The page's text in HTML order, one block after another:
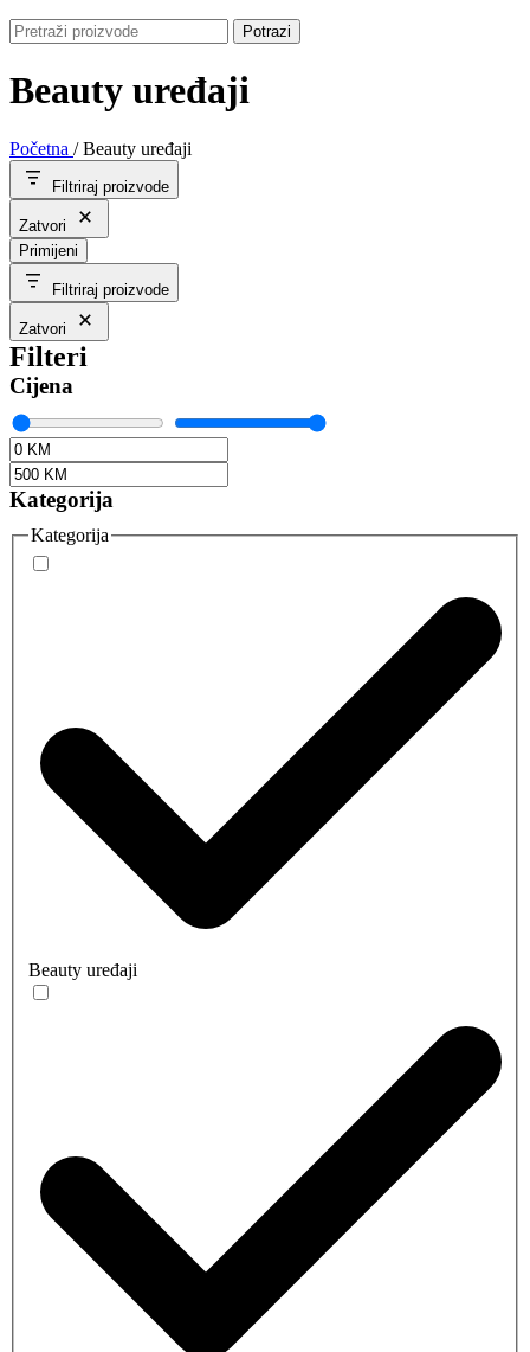
Potrazi
Beauty uređaji
Početna / Beauty uređaji
Filtriraj proizvode
Zatvori
Primijeni
Filtriraj proizvode
Zatvori
Filteri
Cijena
Kategorija
Kategorija
Beauty uređaji